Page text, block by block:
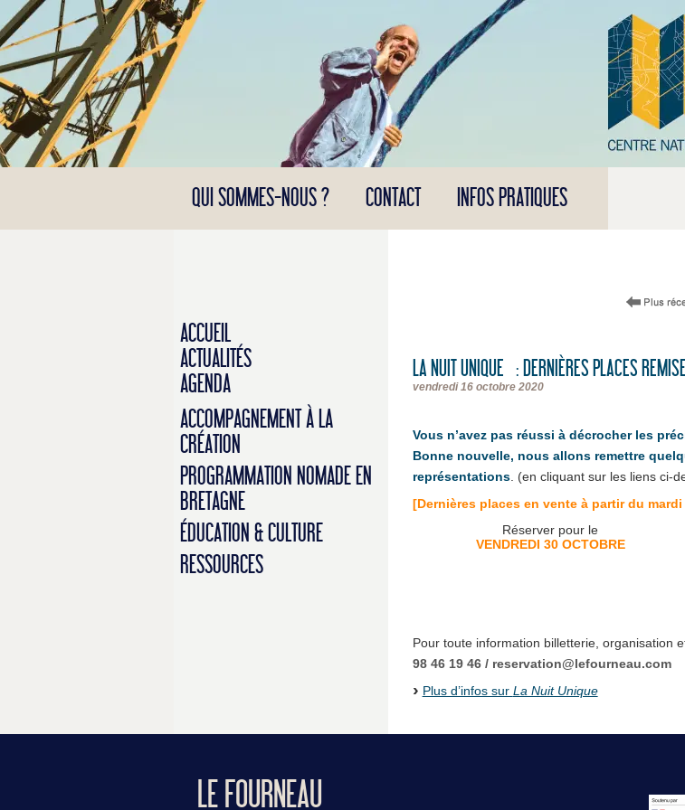
Panneau de gestion des cookies
QUI SOMMES-NOUS ? CONTACT INFOS PRATIQUES
ACCUEIL
ACTUALITÉS
AGENDA
ACCOMPAGNEMENT À LA
CRÉATION
PROGRAMMATION NOMADE EN
BRETAGNE
ÉDUCATION & CULTURE
RESSOURCES
LA NUIT UNIQUE : DERNIÈRES PLACES
vendredi 16 octobre 2020
Vous n’avez pas réussi à décrocher les
Bonne nouvelle, nous allons remettre
représentations. (en cliquant sur les liens ci-
[Dernières places en vente à partir du
Réserver pour le
VENDREDI 30 OCTOBRE
Pour toute information billetterie, organisation
98 46 19 46 / reservation@lefourneau.com
Plus d’infos sur La Nuit Unique
LE FOURNEAU